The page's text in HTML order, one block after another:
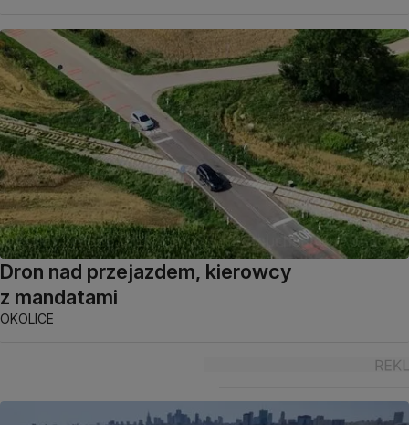
Dron nad przejazdem, kierowcy
z mandatami
OKOLICE